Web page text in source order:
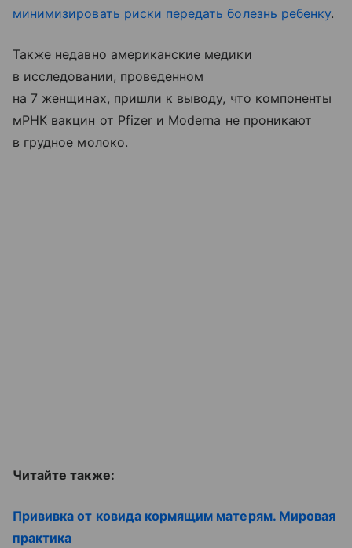
минимизировать риски передать болезнь ребенку.
Также недавно американские медики
в исследовании, проведенном
на 7 женщинах, пришли к выводу, что компоненты
мРНК вакцин от Pfizer и Moderna не проникают
в грудное молоко.
Читайте также:
Прививка от ковида кормящим матерям. Мировая
практика